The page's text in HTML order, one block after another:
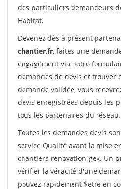
des particuliers demandeurs
Habitat.
Devenez dès à présent
chantier.fr, faites une
engagement via notre
demandes de devis et trouver
demande validée, vous
devis enregistrées depuis les
tous les partenaires du réseau.
Toutes les demandes devis
service Qualité avant la mise
chantiers-renovation-gex. Un
vérifier la véracité d'une
pouvez rapidement $etre en